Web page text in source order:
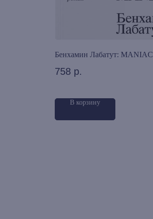
Бенхамин Лабатут: MANIAC
758 р.
В корзину